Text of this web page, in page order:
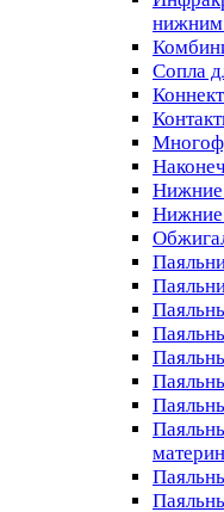
нижним
Сопла
Нижние
Нижние